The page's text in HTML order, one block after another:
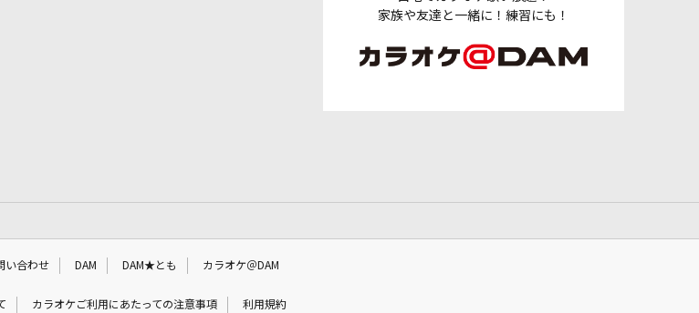
家族や友達と一緒に！練習にも！
い合わせ DAM DAM★とも カラオケ＠DAM
カラオケご利用にあたっての注意事項
利用規約